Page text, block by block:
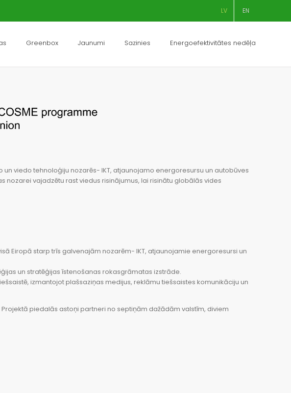
LV EN
Greenbox Jaunumi Sazinies Energoefektivitātes nedēļa
un viedo tehnoloģiju nozarēs- IKT, atjaunojamo energoresursu un autobūves
vajadzētu rast viedus risinājumus, lai risinātu globālās vides
Eiropā starp trīs galvenajām nozarēm- IKT, atjaunojamie energoresursi un
un stratēģijas īstenošanas rokasgrāmatas izstrāde.
izmantojot plašsaziņas medijus, reklāmu tiešsaistes komunikāciju un
piedalās astoņi partneri no septiņām dažādām valstīm, diviem